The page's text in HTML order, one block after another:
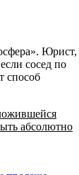
Юрист,
сосед по
способ
абсолютно